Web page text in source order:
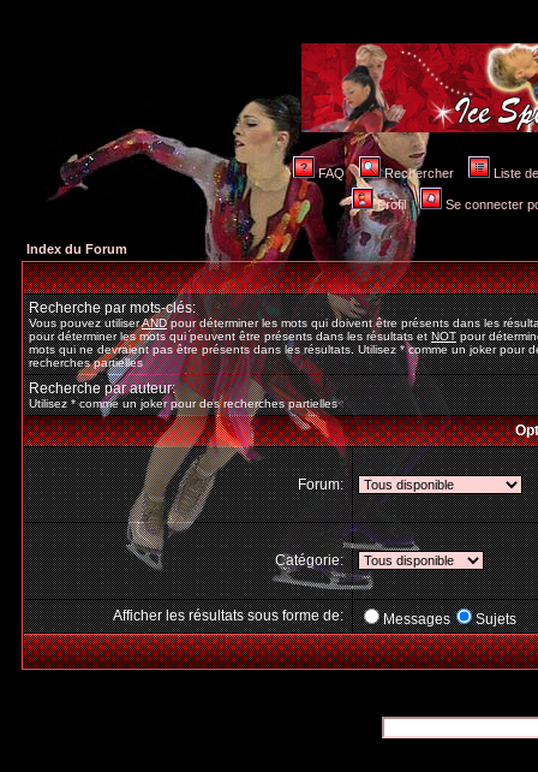
FAQ Rechercher Liste
Profil Se connecter
Index du Forum
Recherche par mots-clés:
Vous pouvez utiliserANDpour déterminer les mots qui doivent être présents dans les
pour déterminer les mots qui peuvent être présents dans les résultats etNOTpour
mots qui ne devraient pas être présents dans les résultats. Utilisez * comme un joker pour
recherches partielles
Recherche par auteur:
Utilisez * comme un joker pour des recherches partielles
Forum:
Catégorie:
Afficher les résultats sous forme de: Messages Sujets